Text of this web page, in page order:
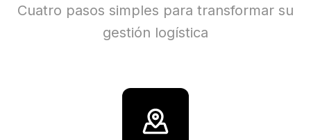
Cuatro pasos simples para transformar su
gestión logística